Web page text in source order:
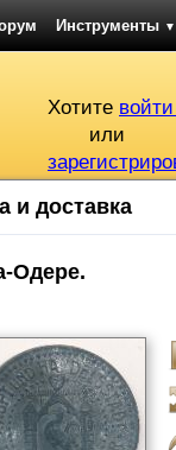
Инструменты ▼
Хотите
или
и доставка
Одере.